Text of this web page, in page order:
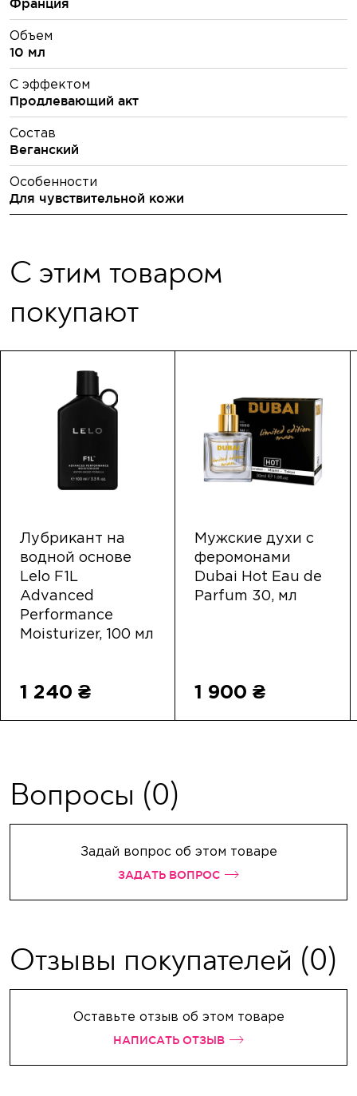
Франция
Объем
10 мл
С эффектом
Продлевающий акт
Состав
Веганский
Особенности
Для чувствительной кожи
С этим товаром
покупают
Лубрикант на
водной основе
Lelo F1L
Advanced
Performance
Moisturizer, 100 мл
1 240 ₴
Мужские духи с
феромонами
Dubai Hot Eau de
Parfum 30, мл
1 900 ₴
Вопросы (0)
Задай вопрос об этом товаре
ЗАДАТЬ ВОПРОС
Отзывы покупателей (0)
Оставьте отзыв об этом товаре
НАПИСАТЬ ОТЗЫВ